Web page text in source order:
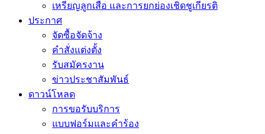
เหรียญลูกเสือ และการยกย่องเชิดชูเกียรติ
ประกาศ
จัดซื้อจัดจ้าง
คำสั่งแต่งตั้ง
รับสมัครงาน
ข่าวประชาสัมพันธ์
ดาวน์โหลด
การขอรับบริการ
แบบฟอร์มและคำร้อง